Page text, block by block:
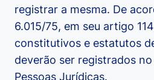
registrar a mesma. De
6.015/75, em seu artigo
constitutivos e estatutos
deverão ser registrados
Pessoas Jurídicas.